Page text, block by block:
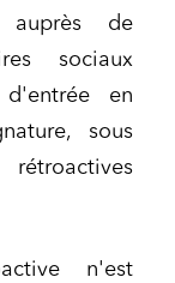
de
sociaux
en
sous
n'est